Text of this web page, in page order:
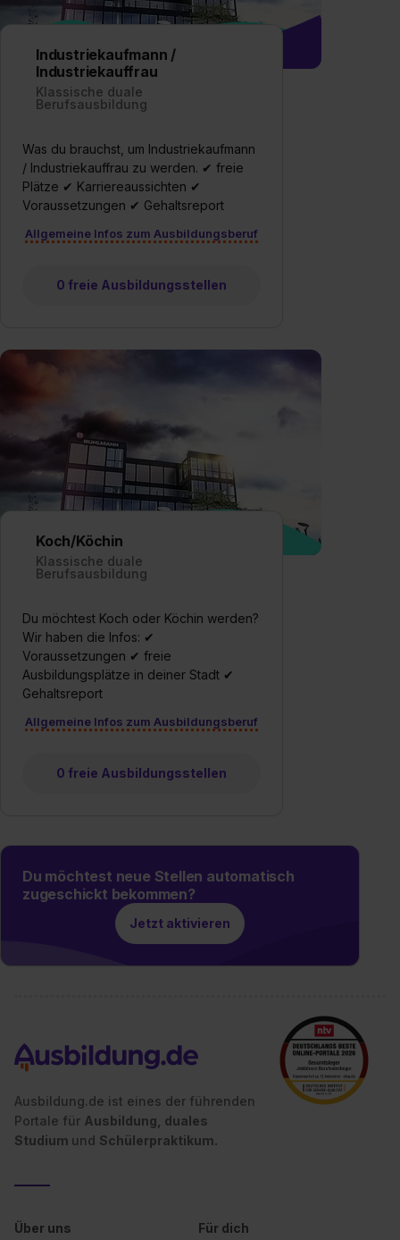
Industriekaufmann /
Industriekauffrau
Klassische duale
Berufsausbildung
Was du brauchst, um Industriekaufmann
/ Industriekauffrau zu werden. ✔ freie
Plätze ✔ Karriereaussichten ✔
Voraussetzungen ✔ Gehaltsreport
Allgemeine Infos zum Ausbildungsberuf
0 freie Ausbildungsstellen
Koch/Köchin
Klassische duale
Berufsausbildung
Du möchtest Koch oder Köchin werden?
Wir haben die Infos: ✔
Voraussetzungen ✔ freie
Ausbildungsplätze in deiner Stadt ✔
Gehaltsreport
Allgemeine Infos zum Ausbildungsberuf
0 freie Ausbildungsstellen
Du möchtest neue Stellen automatisch
zugeschickt bekommen?
Jetzt aktivieren
Ausbildung.de ist eines der führenden
Portale für Ausbildung, duales
Studium und Schülerpraktikum.
Über uns Für dich